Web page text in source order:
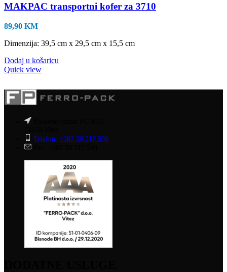
MAKPAC transportni kofer za 3710
89,90 KM
Dimenzija: 39,5 cm x 29,5 cm x 15,5 cm
Dodaj u košaricu
Quick view
Telefon: +387 30 717 550